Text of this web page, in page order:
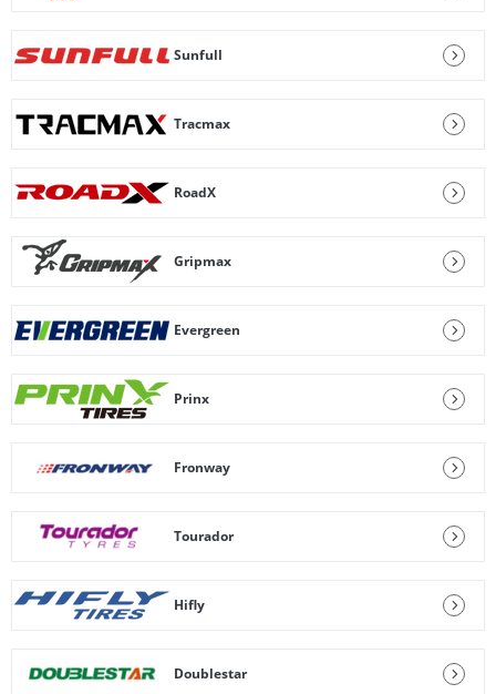
Sunfull
Tracmax
RoadX
Gripmax
Evergreen
Prinx
Fronway
Tourador
Hifly
Doublestar